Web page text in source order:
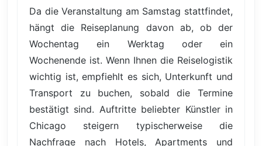
Da die Veranstaltung am Samstag stattfindet,
hängt die Reiseplanung davon ab, ob der
Wochentag ein Werktag oder ein
Wochenende ist. Wenn Ihnen die Reiselogistik
wichtig ist, empfiehlt es sich, Unterkunft und
Transport zu buchen, sobald die Termine
bestätigt sind. Auftritte beliebter Künstler in
Chicago steigern typischerweise die
Nachfrage nach Hotels, Apartments und